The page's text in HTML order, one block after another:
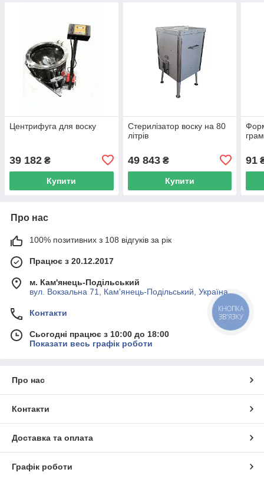
Центрифуга для воску
39 182 ₴
Купити
Стерилізатор воску на 80
літрів
49 843₴
Купити
91
Про нас
100% позитивних з 108 відгуків за рік
Працює з 20.12.2017
м. Кам'янець-Подільський
вул. Вокзальна 71, Кам'янець-Подільський, Україна
Контакти
Сьогодні працює з 10:00 до 18:00
Показати весь графік роботи
Про нас
Контакти
Доставка та оплата
Графік роботи
КНОПКА
ЗВ'ЯЗКУ